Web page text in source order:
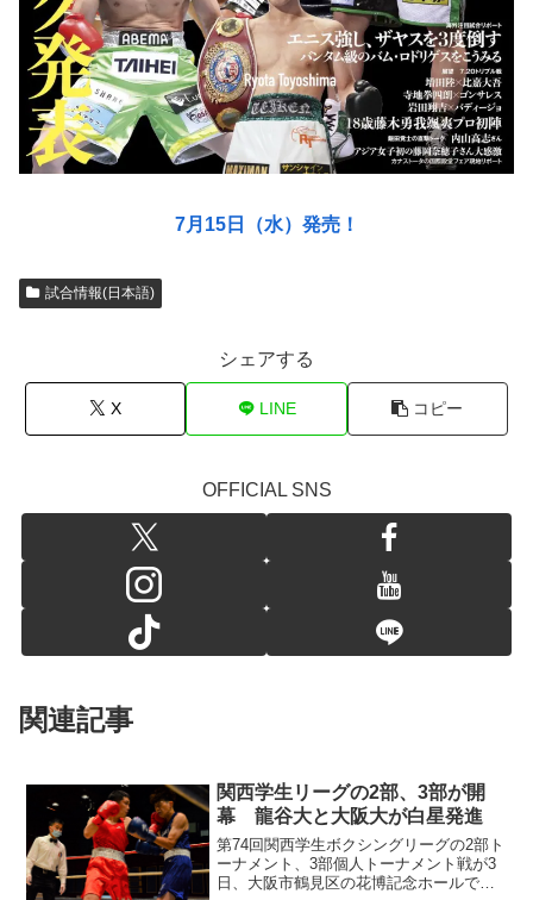
7月15日（水）発売！
試合情報(日本語)
シェアする
X LINE コピー
OFFICIAL SNS
関連記事
関西学生リーグの2部、3部が開
幕 龍谷大と大阪大が白星発進
第74回関西学生ボクシングリーグの2部ト
ーナメント、3部個人トーナメント戦が3
日、大阪市鶴見区の花博記念ホールで開